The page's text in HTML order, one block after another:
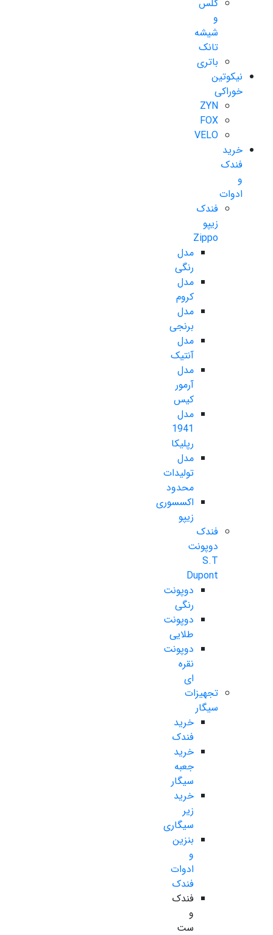
گلس
و
شیشه
تانک
باتری
نیکوتین
خوراکی
ZYN
FOX
VELO
خرید
فندک
و
ادوات
فندک
زیپو
Zippo
مدل
رنگی
مدل
کروم
مدل
برنجی
مدل
آنتیک
مدل
آرمور
کیس
مدل
1941
رپلیکا
مدل
تولیدات
محدود
اکسسوری
زیپو
فندک
دوپونت
S.T
Dupont
دوپونت
رنگی
دوپونت
طلایی
دوپونت
نقره
ای
تجهیزات
سیگار
خرید
فندک
خرید
جعبه
سیگار
خرید
زیر
سیگاری
بنزین
و
ادوات
فندک
فندک
و
ست